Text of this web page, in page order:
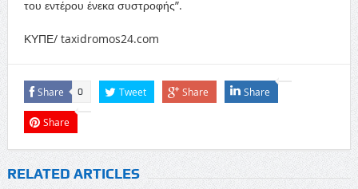
του εντέρου ένεκα συστροφής”.
ΚΥΠΕ/ taxidromos24.com
Share 0 Tweet Share Share
Share
RELATED ARTICLES